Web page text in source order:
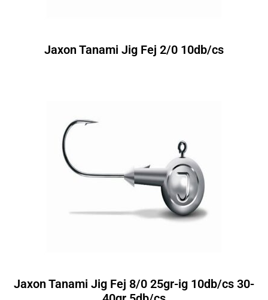
Jaxon Tanami Jig Fej 2/0 10db/cs
Jaxon Tanami Jig Fej 8/0 25gr-ig 10db/cs 30-